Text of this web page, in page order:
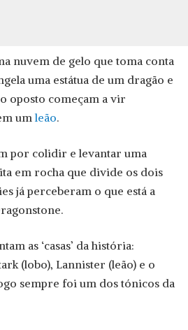
nuvem de gelo que toma conta
uma estátua de um dragão e
oposto começam a vir
um leão.
por colidir e levantar uma
em rocha que divide os dois
já perceberam o que está a
as ‘casas’ da história:
(lobo), Lannister (leão) e o
sempre foi um dos tónicos da